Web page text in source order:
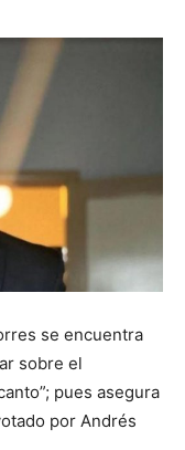
se encuentra
sobre el
pues asegura
por Andrés